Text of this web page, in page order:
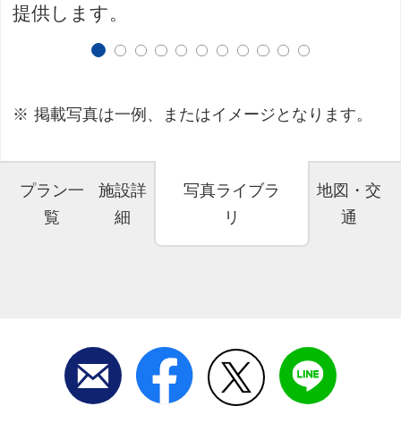
提供します。
掲載写真は一例、またはイメージとなります。
プラン一
覧
施設詳
細
写真ライブラ
リ
地図・交
通